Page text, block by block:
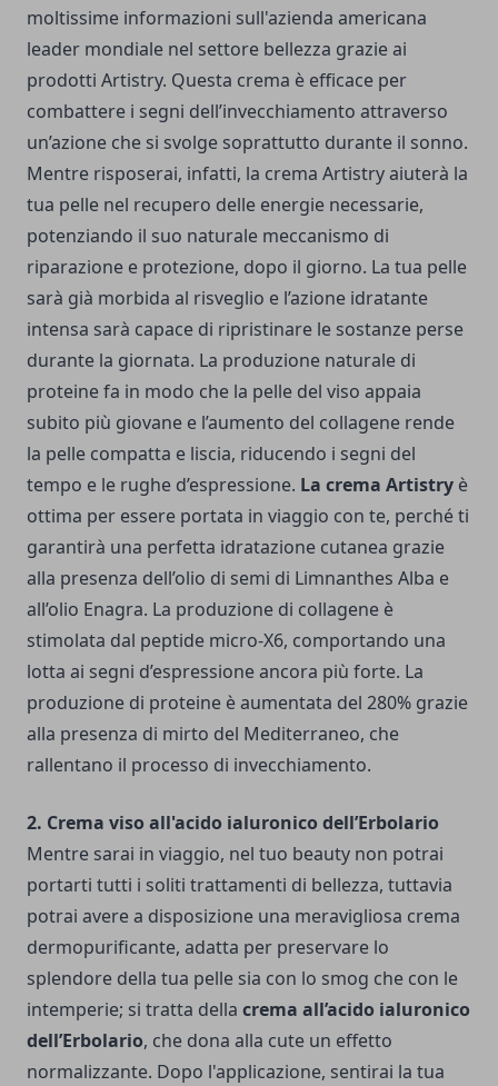
moltissime informazioni sull'azienda americana
leader mondiale nel settore bellezza grazie ai
prodotti Artistry. Questa crema è efficace per
combattere i segni dell’invecchiamento attraverso
un’azione che si svolge soprattutto durante il sonno.
Mentre risposerai, infatti, la crema Artistry aiuterà la
tua pelle nel recupero delle energie necessarie,
potenziando il suo naturale meccanismo di
riparazione e protezione, dopo il giorno. La tua pelle
sarà già morbida al risveglio e l’azione idratante
intensa sarà capace di ripristinare le sostanze perse
durante la giornata. La produzione naturale di
proteine fa in modo che la pelle del viso appaia
subito più giovane e l’aumento del collagene rende
la pelle compatta e liscia, riducendo i segni del
tempo e le rughe d’espressione. La crema Artistry è
ottima per essere portata in viaggio con te, perché ti
garantirà una perfetta idratazione cutanea grazie
alla presenza dell’olio di semi di Limnanthes Alba e
all’olio Enagra. La produzione di collagene è
stimolata dal peptide micro-X6, comportando una
lotta ai segni d’espressione ancora più forte. La
produzione di proteine è aumentata del 280% grazie
alla presenza di mirto del Mediterraneo, che
rallentano il processo di invecchiamento.
2. Crema viso all'acido ialuronico dell’Erbolario
Mentre sarai in viaggio, nel tuo beauty non potrai
portarti tutti i soliti trattamenti di bellezza, tuttavia
potrai avere a disposizione una meravigliosa crema
dermopurificante, adatta per preservare lo
splendore della tua pelle sia con lo smog che con le
intemperie; si tratta della crema all’acido ialuronico
dell’Erbolario, che dona alla cute un effetto
normalizzante. Dopo l'applicazione, sentirai la tua